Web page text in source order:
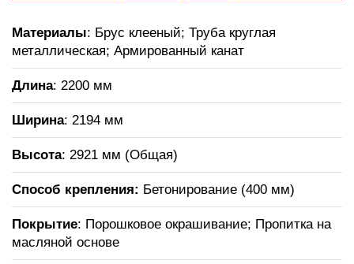
Материалы: Брус клееный; Труба круглая
металлическая; Армированный канат
Длина: 2200 мм
Ширина: 2194 мм
Высота: 2921 мм (Общая)
Способ крепления: Бетонирование (400 мм)
Покрытие: Порошковое окрашивание; Пропитка на
масляной основе